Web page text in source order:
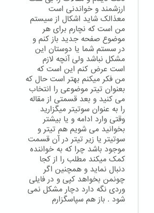
ارزشمند و خواندنی است
معذالک شاید اشکال از سیستم
من است که نچارم برای هر
موضوع صفحه جدید باز کنم و
در سستم شما یا دوستان این
مشکل نباشد ولی آنچه لازم
است عرض کنم این است که
من فکر میکنم بهتر است حال که
بعنوان تیتر موضوعی را انتخاب
می کنید و بعد قسمتی از مقاله
را به عنوان سوتیتر میگزارید
وقتی وارد ادامه و یا بیشتر
بخوانید می شویم هم تیتر و
سوتیتر یا زیر تیتر در آن قسمت
موجود باشد چرا که به خواننده
کمک میکند مطلب را از کجا
دنبال نماید و همچنین اگر
چونمن بخواهد کپی و در فایلی
وردی نگه دارد دچار مشکل نمی
شود . باز هم سپاسگزارم